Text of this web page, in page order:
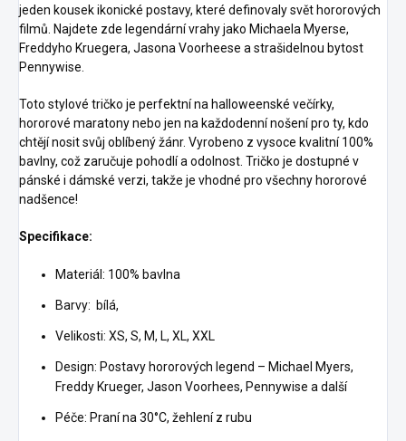
jeden kousek ikonické postavy, které definovaly svět hororových
filmů. Najdete zde legendární vrahy jako Michaela Myerse,
Freddyho Kruegera, Jasona Voorheese a strašidelnou bytost
Pennywise.
Toto stylové tričko je perfektní na halloweenské večírky,
hororové maratony nebo jen na každodenní nošení pro ty, kdo
chtějí nosit svůj oblíbený žánr. Vyrobeno z vysoce kvalitní 100%
bavlny, což zaručuje pohodlí a odolnost. Tričko je dostupné v
pánské i dámské verzi, takže je vhodné pro všechny hororové
nadšence!
Specifikace:
Materiál: 100% bavlna
Barvy: bílá,
Velikosti: XS, S, M, L, XL, XXL
Design: Postavy hororových legend – Michael Myers,
Freddy Krueger, Jason Voorhees, Pennywise a další
Péče: Praní na 30°C, žehlení z rubu